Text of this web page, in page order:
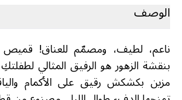
الوصف
ناعم، لطيف، ومصمّم للعناق! قميص
بنقشة الزهور هو الرفيق المثالي
مزين بكشكش رقيق على الأكمام